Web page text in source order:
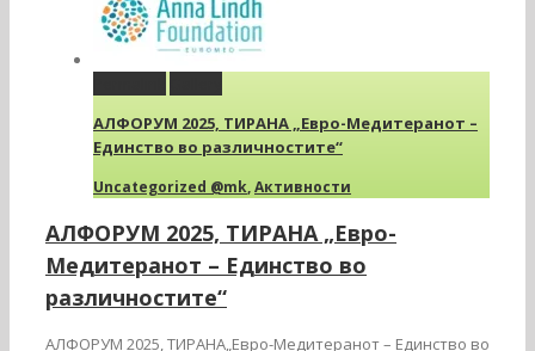
АЛФОРУМ 2025, ТИРАНА „Евро-Медитеранот –
Единство во различностите“
Uncategorized @mk,Активности
АЛФОРУМ 2025, ТИРАНА „Евро-
Медитеранот – Единство во
различностите“
АЛФОРУМ 2025, ТИРАНА„Евро-Медитеранот – Единство во